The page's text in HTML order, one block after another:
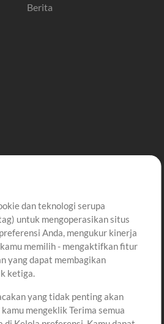
Berita
Akun
Masuk
Daftar
Lihat Keranjang
dan teknologi serupa
untuk mengoperasikan situs
Anda, mengukur kinerja
memilih - mengaktifkan fitur
yang dapat membagikan
ketiga.
yang tidak penting akan
mengeklik Terima semua